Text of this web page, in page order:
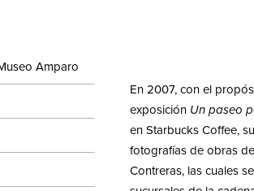
Amparo
En 2007, con el
exposición Un paseo
en Starbucks Coffee,
fotografías de obras
Contreras, las cuales